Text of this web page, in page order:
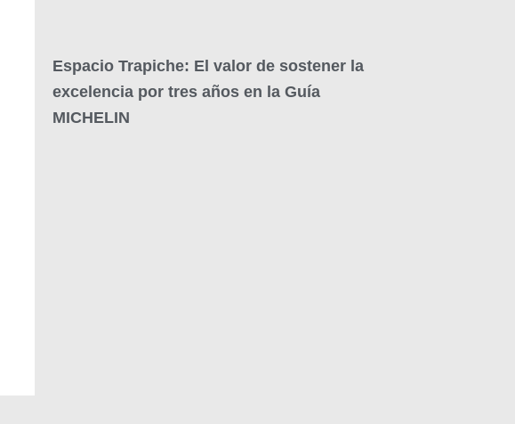
Espacio Trapiche: El valor de sostener la
excelencia por tres años en la Guía
MICHELIN